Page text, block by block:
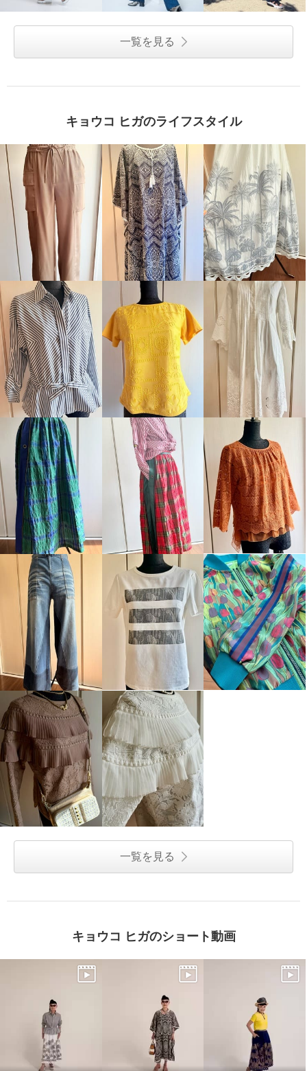
一覧を見る
キョウコ ヒガのライフスタイル
一覧を見る
キョウコ ヒガのショート動画